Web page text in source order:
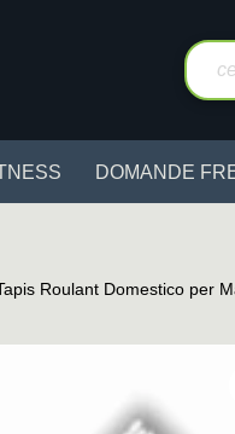
DOMANDE
Roulant Domestico per